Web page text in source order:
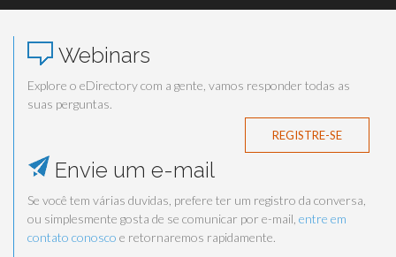
Webinars
Explore o eDirectory com a gente, vamos responder todas as
suas perguntas.
REGISTRE-SE
Envie um e-mail
Se você tem várias duvidas, prefere ter um registro da conversa,
ou simplesmente gosta de se comunicar por e-mail, entre em
contato conosco e retornaremos rapidamente.